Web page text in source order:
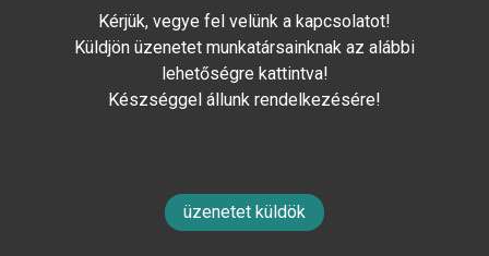
Kérjük, vegye fel velünk a kapcsolatot!
Küldjön üzenetet munkatársainknak az alábbi
lehetőségre kattintva!
Készséggel állunk rendelkezésére!
üzenetet küldök